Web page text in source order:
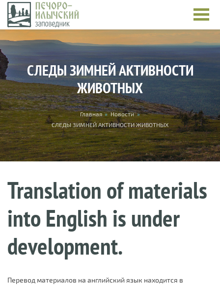
Skip to main content
СЛЕДЫ ЗИМНЕЙ АКТИВНОСТИ
ЖИВОТНЫХ
You are hereГлавная » Новости »
СЛЕДЫ ЗИМНЕЙ АКТИВНОСТИ ЖИВОТНЫХ
Translation of materials
into English is under
development.
Перевод материалов на английский язык находится в